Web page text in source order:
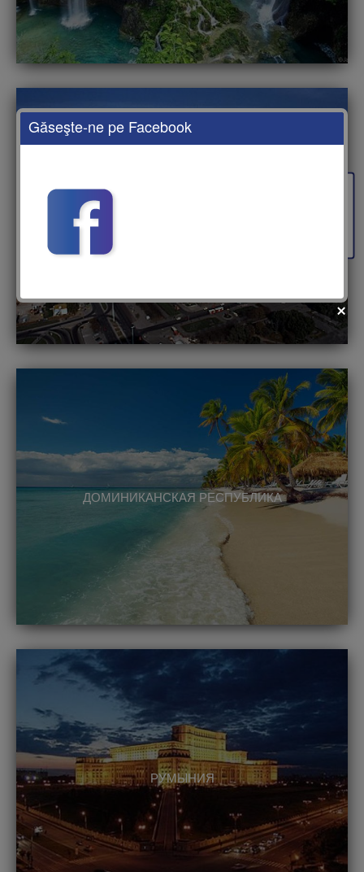
ДОМИНИКАНСКАЯ РЕСПУБЛИКА
РУМЫНИЯ
Găseşte-ne pe Facebook
fii prietenul nostru pe facebook
Află primul cele mai noi oferte